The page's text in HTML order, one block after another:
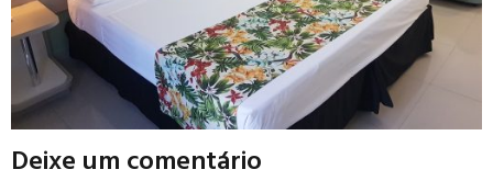
Deixe um comentário